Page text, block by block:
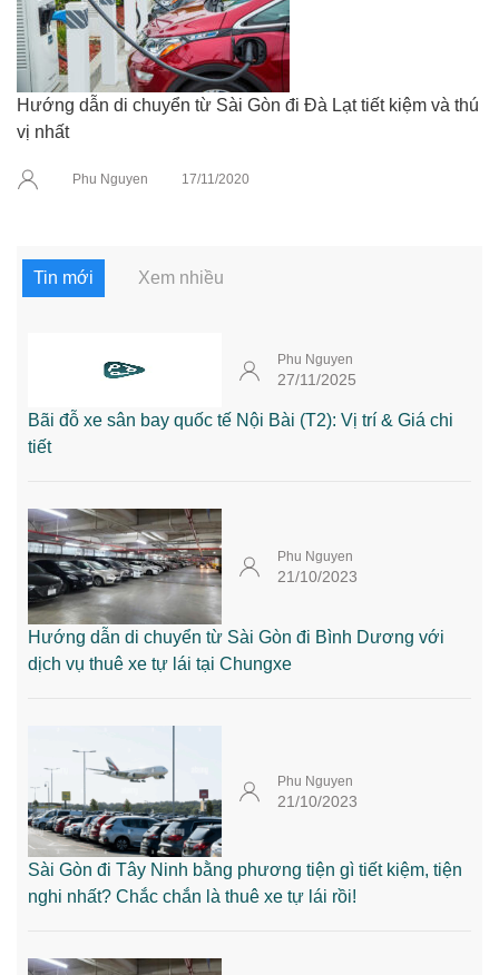
Hướng dẫn di chuyển từ Sài Gòn đi Đà Lạt tiết kiệm và thú
vị nhất
Phu Nguyen 17/11/2020
Tin mới Xem nhiều
Phu Nguyen
27/11/2025
Bãi đỗ xe sân bay quốc tế Nội Bài (T2): Vị trí & Giá chi
tiết
Phu Nguyen
21/10/2023
Hướng dẫn di chuyển từ Sài Gòn đi Bình Dương với
dịch vụ thuê xe tự lái tại Chungxe
Phu Nguyen
21/10/2023
Sài Gòn đi Tây Ninh bằng phương tiện gì tiết kiệm, tiện
nghi nhất? Chắc chắn là thuê xe tự lái rồi!